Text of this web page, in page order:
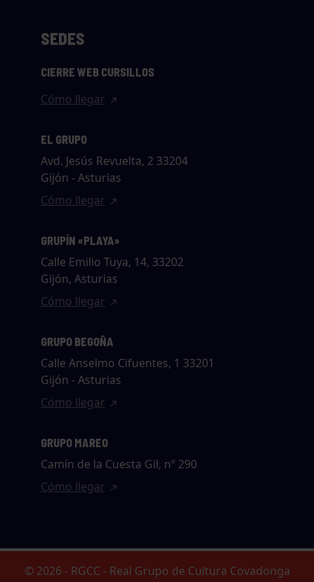
SEDES
CIERRE WEB CURSILLOS
Cómo llegar
EL GRUPO
Avd. Jesús Revuelta, 2 33204
Gijón - Asturias
Cómo llegar
GRUPÍN «PLAYA»
Calle Emilio Tuya, 14, 33202
Gijón, Asturias
Cómo llegar
GRUPO BEGOÑA
Calle Anselmo Cifuentes, 1 33201
Gijón - Asturias
Cómo llegar
GRUPO MAREO
Camín de la Cuesta Gil, nº 290
Cómo llegar
© 2026 - RGCC - Real Grupo de Cultura Covadonga